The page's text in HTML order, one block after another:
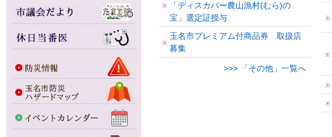
「ディスカバー農山漁村(むら)の
宝」選定証授与
玉名市プレミアム付商品券 取扱店
募集
>>> 「その他」一覧へ